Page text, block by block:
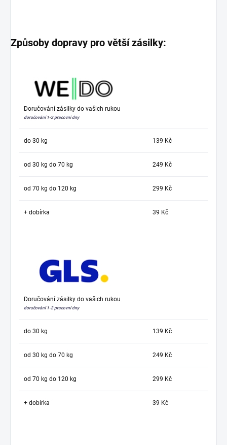
Způsoby dopravy pro větší zásilky:
Doručování zásilky do vašich rukou
doručování 1-2 pracovní dny
do 30 kg 139 Kč
od 30 kg do 70 kg 249 Kč
od 70 kg do 120 kg 299 Kč
+ dobírka 39 Kč
Doručování zásilky do vašich rukou
doručování 1-2 pracovní dny
do 30 kg 139 Kč
od 30 kg do 70 kg 249 Kč
od 70 kg do 120 kg 299 Kč
+ dobírka 39 Kč